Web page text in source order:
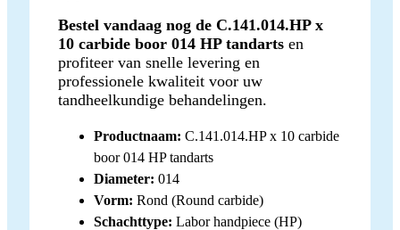
Bestel vandaag nog de C.141.014.HP x
10 carbide boor 014 HP tandarts en
profiteer van snelle levering en
professionele kwaliteit voor uw
tandheelkundige behandelingen.
Productnaam: C.141.014.HP x 10 carbide
boor 014 HP tandarts
Diameter: 014
Vorm: Rond (Round carbide)
Schachttype: Labor handpiece (HP)